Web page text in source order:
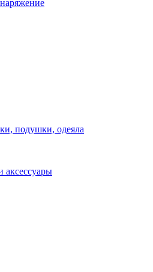
подушки, одеяла
аксессуары